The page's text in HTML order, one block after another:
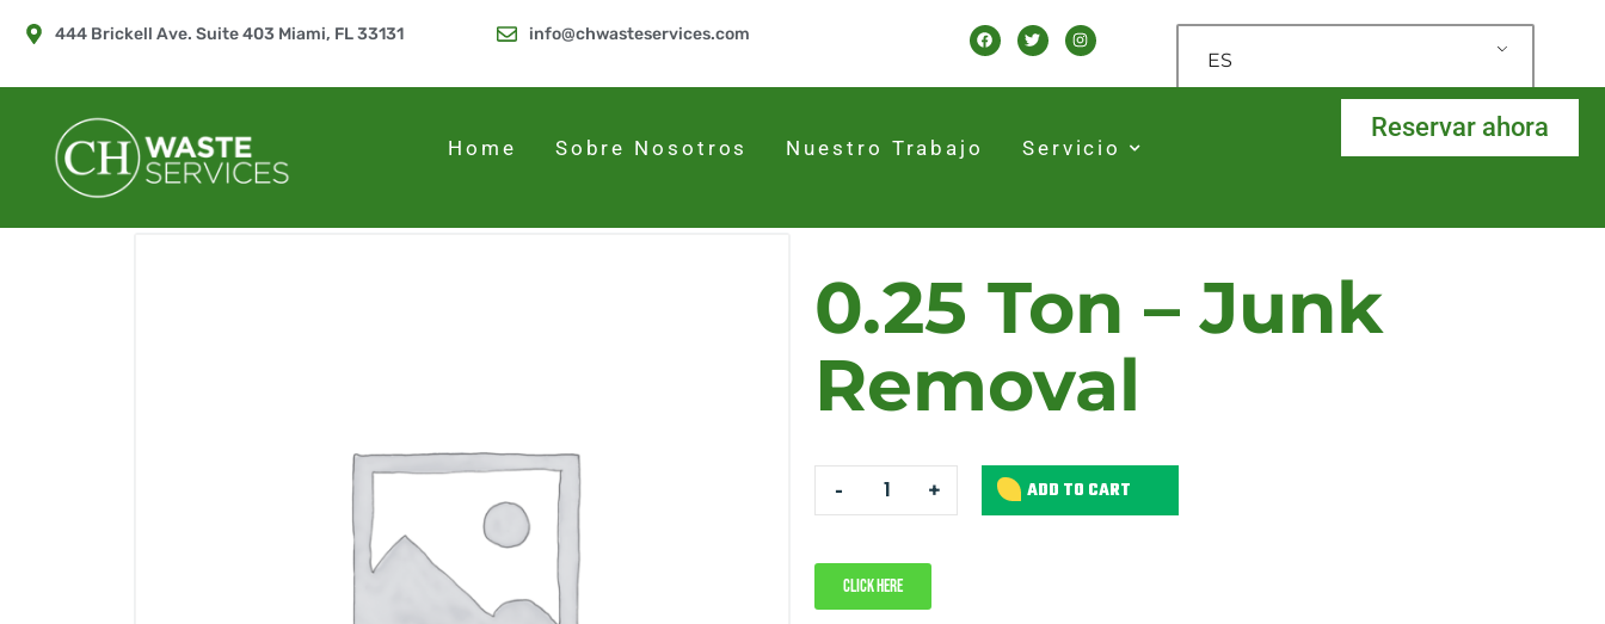
444 Brickell Ave. Suite 403 Miami, FL 33131 info@chwasteservices.com
ES
Home Sobre Nosotros Nuestro Trabajo Servicio
Reservar ahora
0.25 Ton – Junk
Removal
- + ADD TO CART
Click here